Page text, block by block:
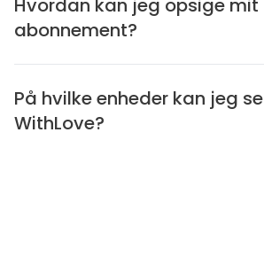
Hvordan kan jeg opsige mit
abonnement?
På hvilke enheder kan jeg se
WithLove?